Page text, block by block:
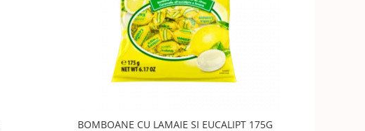
BOMBOANE CU LAMAIE SI EUCALIPT 175G